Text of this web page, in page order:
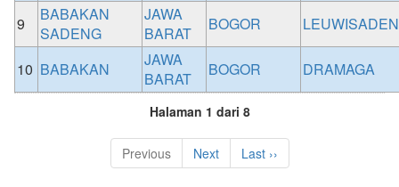
9
BABAKAN
SADENG
JAWA
BARAT
BOGOR
10 BABAKAN
JAWA
BARAT
BOGOR DRAMAGA
Halaman 1 dari 8
Previous Next Last ››